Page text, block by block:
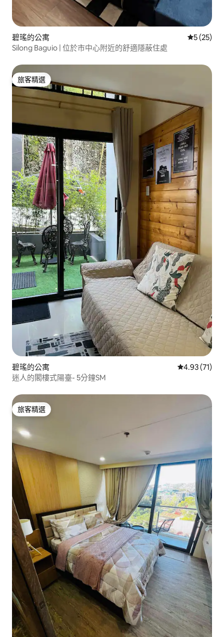
碧瑤的公寓 從 25 則評
5 (25)
Silong Baguio | 位於市中心附近的舒適隱蔽住處
旅客精選
旅客精選
碧瑤的公寓 從 71 則評價
4.93 (71)
迷人的閣樓式陽臺- 5分鐘SM
旅客精選
旅客精選